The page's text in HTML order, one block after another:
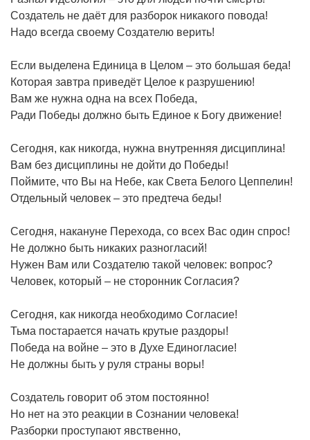
Создатель не даёт для разборок никакого повода!
Надо всегда своему Создателю верить!
Если выделена Единица в Целом – это большая беда!
Которая завтра приведёт Целое к разрушению!
Вам же нужна одна на всех Победа,
Ради Победы должно быть Единое к Богу движение!
Сегодня, как никогда, нужна внутренняя дисциплина!
Вам без дисциплины не дойти до Победы!
Поймите, что Вы на Небе, как Света Белого Цеппелин!
Отдельный человек – это предтеча беды!
Сегодня, накануне Перехода, со всех Вас один спрос!
Не должно быть никаких разногласий!
Нужен Вам или Создателю такой человек: вопрос?
Человек, который – не сторонник Согласия?
Сегодня, как никогда необходимо Согласие!
Тьма постарается начать крутые раздоры!
Победа на войне – это в Духе Единогласие!
Не должны быть у руля страны воры!
Создатель говорит об этом постоянно!
Но нет на это реакции в Сознании человека!
Разборки проступают явственно,